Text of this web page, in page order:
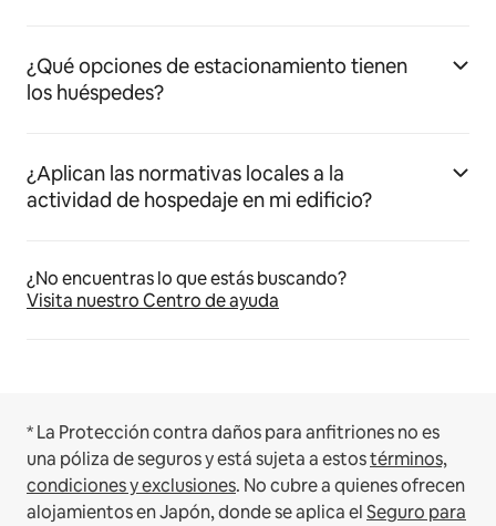
¿Qué opciones de estacionamiento tienen
los huéspedes?
¿Aplican las normativas locales a la
actividad de hospedaje en mi edificio?
¿No encuentras lo que estás buscando?
Visita nuestro Centro de ayuda
* La Protección contra daños para anfitriones no es
una póliza de seguros y está sujeta a estostérminos,
condiciones y exclusiones. No cubre a quienes ofrecen
alojamientos en Japón, donde se aplica elSeguro para